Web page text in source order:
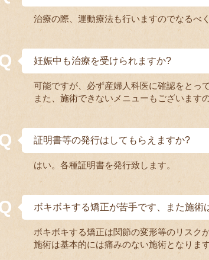
治療の際、運動療法も行いますのでなるべ
妊娠中も治療を受けられますか?
可能ですが、必ず産婦人科医に確認をとっ
また、施術できないメニューもございます
証明書等の発行はしてもらえますか?
はい。各種証明書を発行致します。
ボキボキする矯正が苦手です、また施術
ボキボキする矯正は関節の変形等のリスク
施術は基本的には痛みのない施術となりま